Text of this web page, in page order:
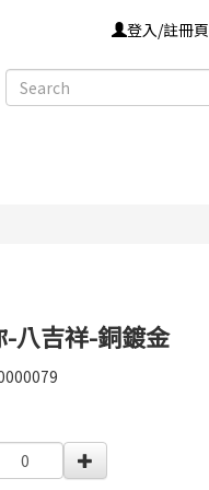
登入/註冊頁
八吉祥-銅鍍金